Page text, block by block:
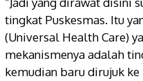
tingkat Puskesmas. Itu
(Universal Health Care)
mekanismenya adalah
kemudian baru dirujuk ke